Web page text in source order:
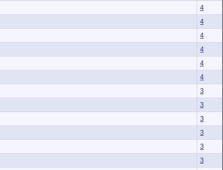
4
4
4
4
4
4
3
3
3
3
3
3